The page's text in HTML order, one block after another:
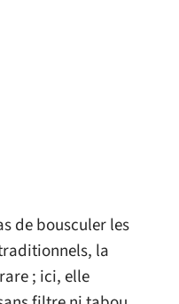
de bousculer les
la
; ici, elle